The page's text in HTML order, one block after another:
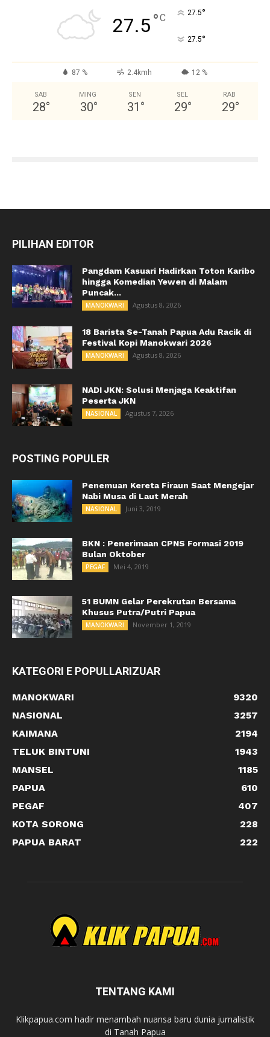
27.5°C 27.5°
27.5°
87 % 2.4kmh 12 %
SAB
28°
MING
30°
SEN
31 °
SEL
29°
RAB
29°
PILIHAN EDITOR
Pangdam Kasuari Hadirkan Toton Karibo
hingga Komedian Yewen di Malam
Puncak...
MANOKWARI Agustus 8, 2026
18 Barista Se-Tanah Papua Adu Racik di
Festival Kopi Manokwari 2026
MANOKWARI Agustus 8, 2026
NADI JKN: Solusi Menjaga Keaktifan
Peserta JKN
NASIONAL Agustus 7, 2026
POSTING POPULER
Penemuan Kereta Firaun Saat Mengejar
Nabi Musa di Laut Merah
NASIONAL Juni 3, 2019
BKN : Penerimaan CPNS Formasi 2019
Bulan Oktober
PEGAF Mei 4, 2019
51 BUMN Gelar Perekrutan Bersama
Khusus Putra/Putri Papua
MANOKWARI November 1, 2019
KATEGORI E POPULLARIZUAR
MANOKWARI
9320
NASIONAL
3257
KAIMANA
2194
TELUK BINTUNI
1943
MANSEL
1185
PAPUA
610
PEGAF
407
KOTA SORONG
228
PAPUA BARAT
222
TENTANG KAMI
Klikpapua.com hadir menambah nuansa baru dunia jurnalistik
di Tanah Papua